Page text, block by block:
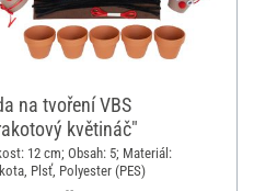
na tvoření VBS
květináč"
12 cm; Obsah: 5; Materiál:
Plsť, Polyester (PES)